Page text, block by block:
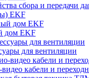
сбора и передачи
EKF
дом EKF
для вентиляции
кабели и